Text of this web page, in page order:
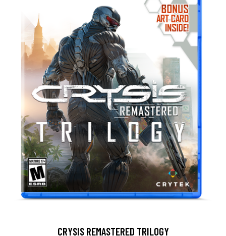
CRYSIS REMASTERED TRILOGY